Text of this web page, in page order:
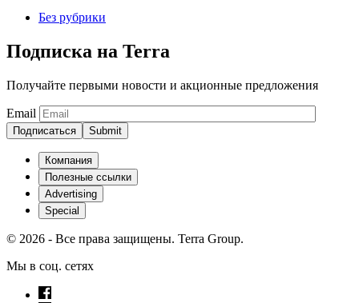
Без рубрики
Подписка на Terra
Получайте первыми новости и акционные предложения
Email
Подписаться
Компания
Полезные ссылки
Advertising
Special
© 2026 - Все права защищены. Terra Group.
Мы в соц. сетях